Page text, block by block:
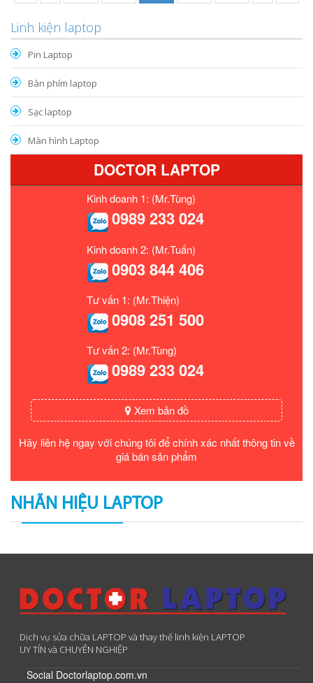
Linh kiện laptop
Pin Laptop
Bàn phím laptop
Sạc laptop
Màn hình Laptop
DOCTOR LAPTOP
Kinh doanh 1: (Mr.Tùng)
0989 233 024
Kinh doanh 2: (Mr.Tuấn)
0903 844 406
Tư vấn 1: (Mr.Thiện)
0908 251 500
Tư vấn 2: (Mr.Tùng)
0989 233 024
Xem bản đồ
Hãy liên hệ ngay với chúng tôi để chính xác nhất thông tin về
giá bán sản phẩm
NHÃN HIỆU LAPTOP
Dịch vụ sửa chữa LAPTOP và thay thế linh kiện LAPTOP
UY TÍN và CHUYÊN NGHIỆP
Social Doctorlaptop.com.vn